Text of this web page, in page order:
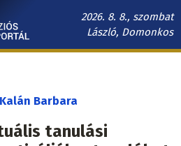
2026. 8. 8., szombat
László, Domonkos
Kalán Barbara
tanulási